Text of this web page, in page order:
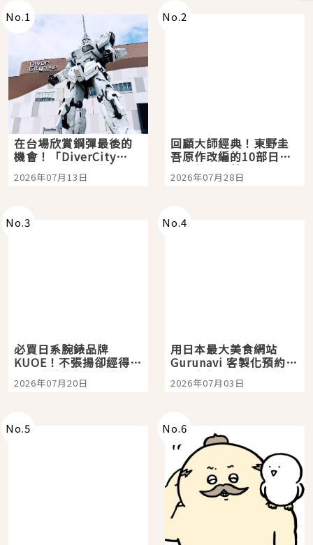
No.1
在台場欣賞鋼彈最後的
機會！「DiverCity
Tokyo Plaza」搭船、
購物、美食及夜景，一
2026年07月13日
No.2
回顧大師經典！東野圭
吾原作改編的10部日本
影視作品推薦
2026年07月28日
No.3
必買日系腕錶品牌
KUOE！不張揚卻經得起
時間洗鍊的經典之作五
選
2026年07月20日
No.4
用日本最大美食網站
Gurunavi 客製化預約九
大都市餐廳，打造專屬
美食體驗！
2026年07月03日
No.5 No.6